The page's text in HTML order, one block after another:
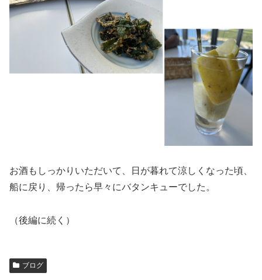
お酒もしっかりいただいて、日が暮れて涼しくなった頃、
船に戻り、帰ったら早々にバタンキューでした。
（後編に続く）
ブログ